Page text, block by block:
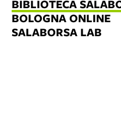
BIBLIOTECA
BOLOGNA ONLINE
SALABORSA LAB